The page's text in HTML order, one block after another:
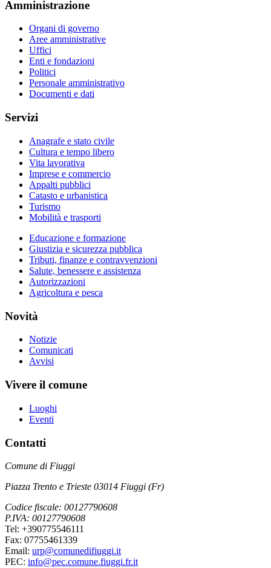
Amministrazione
Organi di governo
Aree amministrative
Uffici
Enti e fondazioni
Politici
Personale amministrativo
Documenti e dati
Servizi
Anagrafe e stato civile
Cultura e tempo libero
Vita lavorativa
Imprese e commercio
Appalti pubblici
Catasto e urbanistica
Turismo
Mobilità e trasporti
Educazione e formazione
Giustizia e sicurezza pubblica
Tributi, finanze e contravvenzioni
Salute, benessere e assistenza
Autorizzazioni
Agricoltura e pesca
Novità
Notizie
Comunicati
Avvisi
Vivere il comune
Luoghi
Eventi
Contatti
Comune di Fiuggi
Piazza Trento e Trieste 03014 Fiuggi (Fr)
Codice fiscale: 00127790608
P.IVA: 00127790608
Tel: +390775546111
Fax: 07755461339
Email: urp@comunedifiuggi.it
PEC: info@pec.comune.fiuggi.fr.it